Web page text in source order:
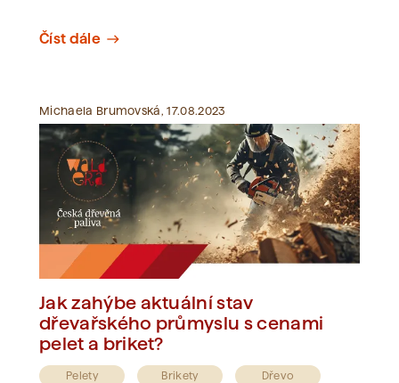
Číst dále east
Michaela Brumovská, 17.08.2023
Jak zahýbe aktuální stav
dřevařského průmyslu s cenami
pelet a briket?
Pelety Brikety Dřevo